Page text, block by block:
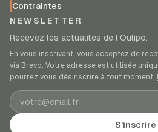
Contraintes
NEWSLETTER
Recevez les actualités de l’Oulipo.
En vous inscrivant, vous acceptez de
via Brevo. Votre adresse est utilisée
pourrez vous désinscrire à tout moment.
Adresse e-mail
S’inscrire